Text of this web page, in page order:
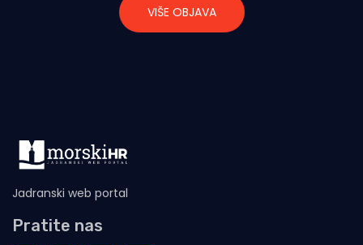
VIŠE OBJAVA
Jadranski web portal
Pratite nas